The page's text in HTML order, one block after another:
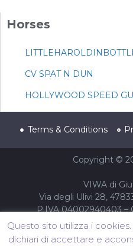
Horses
CV SPAT N DUN
HOLLYWOOD SPEED
Terms & Conditions
Copyright ©
VIWA di
Via degli Ulivi 28,
P.IVA 04002940403 –
Questo sito utilizza i
dichiari di accettare e